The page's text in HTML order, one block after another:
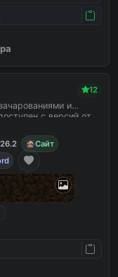
12
и
с версий от
Сайт